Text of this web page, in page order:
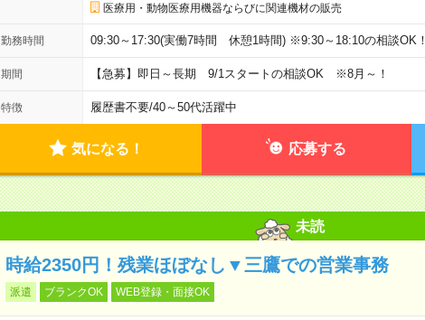
医療用・動物医療用機器ならびに関連機材の販売
勤務時間 09:30～17:30(実働7時間 休憩1時間) ※9:30～18:10の相談OK！
期間 【急募】即日～長期 9/1スタートの相談OK ※8月～！
特徴 履歴書不要/40～50代活躍中
気になる！ 応募する
未読
時給2350円！残業ほぼなし▼三鷹での営業事務
派遣 ブランクOK WEB登録・面接OK